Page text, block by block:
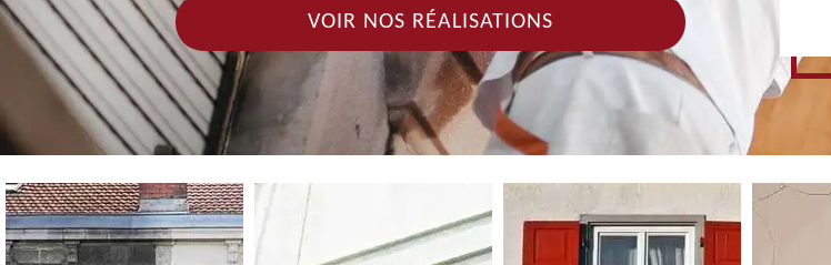
VOIR NOS RÉALISATIONS